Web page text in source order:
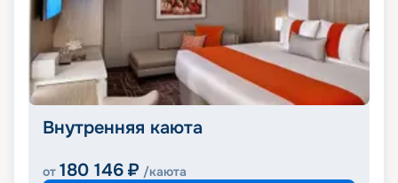
Внутренняя каюта
от 180 146 ₽ /каюта